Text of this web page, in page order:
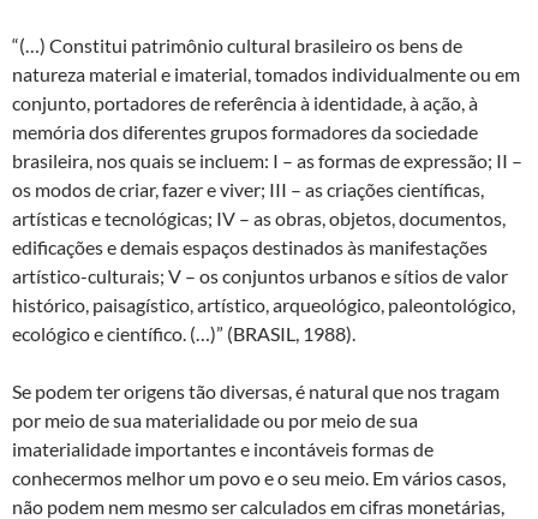
“(…) Constitui patrimônio cultural brasileiro os bens de
natureza material e imaterial, tomados individualmente ou em
conjunto, portadores de referência à identidade, à ação, à
memória dos diferentes grupos formadores da sociedade
brasileira, nos quais se incluem: I – as formas de expressão; II –
os modos de criar, fazer e viver; III – as criações científicas,
artísticas e tecnológicas; IV – as obras, objetos, documentos,
edificações e demais espaços destinados às manifestações
artístico-culturais; V – os conjuntos urbanos e sítios de valor
histórico, paisagístico, artístico, arqueológico, paleontológico,
ecológico e científico. (…)” (BRASIL, 1988).
Se podem ter origens tão diversas, é natural que nos tragam
por meio de sua materialidade ou por meio de sua
imaterialidade importantes e incontáveis formas de
conhecermos melhor um povo e o seu meio. Em vários casos,
não podem nem mesmo ser calculados em cifras monetárias,